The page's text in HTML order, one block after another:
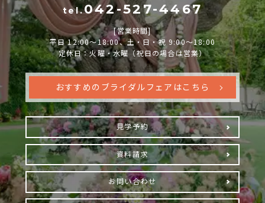
tel.042-527-4467
[営業時間]
平日 12:00～18:00、土・日・祝 9:00～18:00
定休日：火曜・水曜（祝日の場合は営業）
おすすめのブライダルフェアはこちら
見学予約
資料請求
お問い合わせ